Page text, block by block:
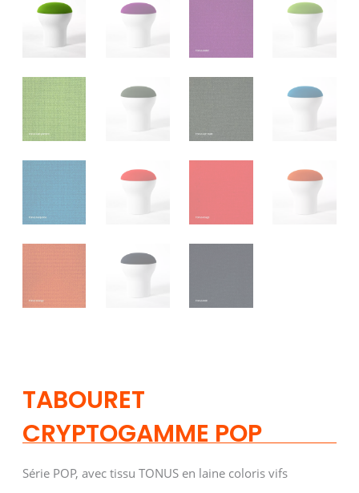
TABOURET
CRYPTOGAMME POP
Série POP, avec tissu TONUS en laine coloris vifs